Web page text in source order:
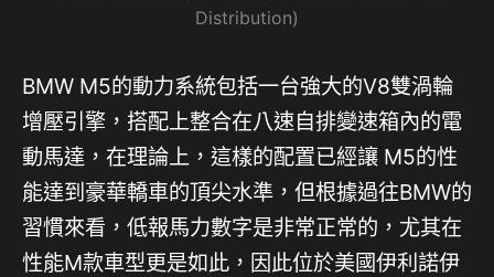
Distribution)
BMW M5的動力系統包括一台強大的V8雙渦輪
增壓引擎，搭配上整合在八速自排變速箱內的電
動馬達，在理論上，這樣的配置已經讓 M5的性
能達到豪華轎車的頂尖水準，但根據過往BMW的
習慣來看，低報馬力數字是非常正常的，尤其在
性能M款車型更是如此，因此位於美國伊利諾伊